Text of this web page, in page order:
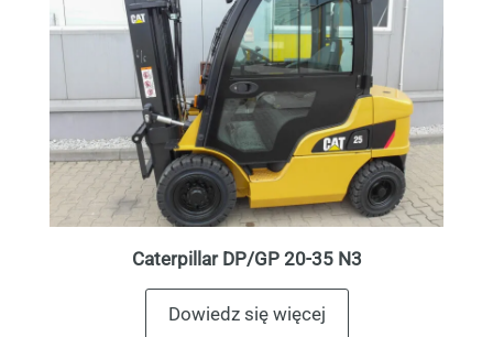
Caterpillar DP/GP 20-35 N3
Dowiedz się więcej